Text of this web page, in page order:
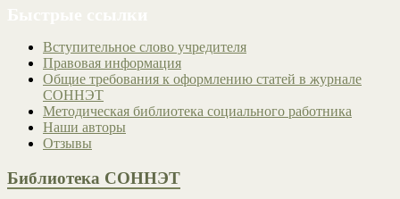
Вступительное слово учредителя
Правовая информация
Общие требования к оформлению статей в журнале
СОННЭТ
Методическая библиотека социального работника
Наши авторы
Отзывы
Библиотека СОННЭТ